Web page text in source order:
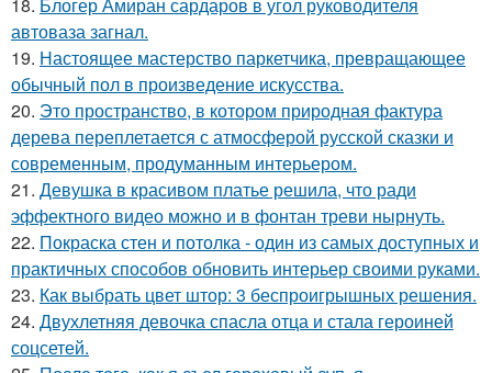
автоваза загнал.
19. Настоящее мастерство паркетчика, превращающее
обычный пол в произведение искусства.
20. Это пространство, в котором природная фактура
дерева переплетается с атмосферой русской сказки и
современным, продуманным интерьером.
21. Девушка в красивом платье решила, что ради
эффектного видео можно и в фонтан треви нырнуть.
22. Покраска стен и потолка - один из самых доступных и
практичных способов обновить интерьер своими руками.
23. Как выбрать цвет штор: 3 беспроигрышных решения.
24. Двухлетняя девочка спасла отца и стала героиней
соцсетей.